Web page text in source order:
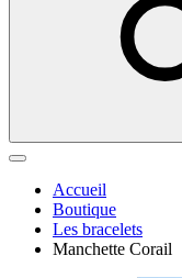
Accueil
Boutique
Les bracelets
Manchette Corail